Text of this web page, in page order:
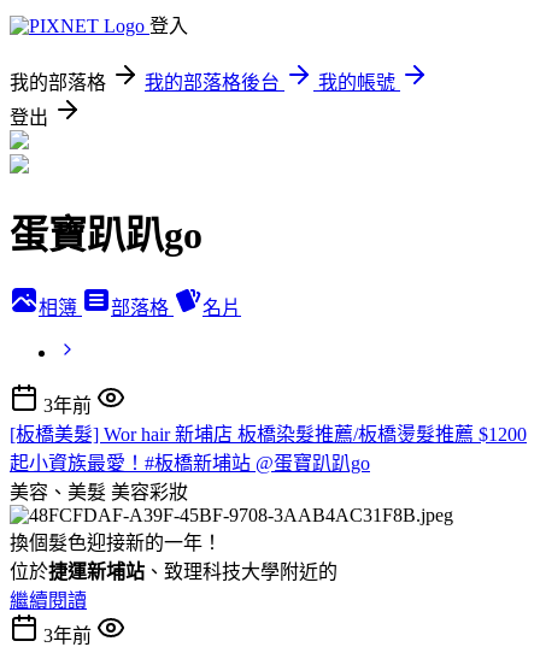
登入
我的部落格 我的部落格後台
我的帳號
登出
蛋寶趴趴go
相簿 部落格 名片
3年前
[板橋美髮] Wor hair 新埔店 板橋染髮推薦/板橋燙髮推薦 $1200
起小資族最愛！#板橋新埔站 @蛋寶趴趴go
美容、美髮 美容彩妝
換個髮色迎接新的一年！
位於捷運新埔站 、致理科技大學附近的
繼續閱讀
3年前